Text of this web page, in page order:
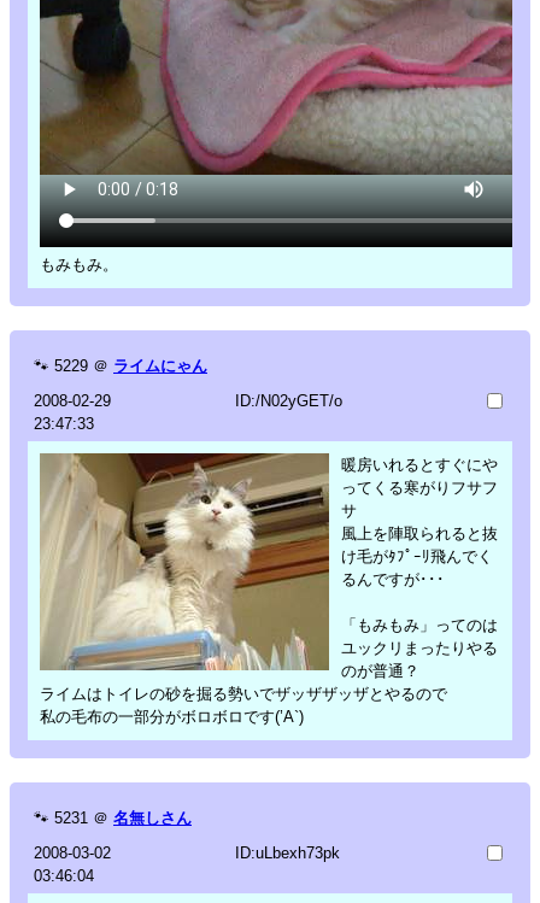
もみもみ。
🐾 5229 ＠ ライムにゃん
2008-02-29
23:47:33
ID:/N02yGET/o
暖房いれるとすぐにや
ってくる寒がりフサフ
サ
風上を陣取られると抜
け毛がﾀﾌﾟｰﾘ飛んでく
るんですが･･･
「もみもみ」ってのは
ユックリまったりやる
のが普通？
ライムはトイレの砂を掘る勢いでザッザザッザとやるので
私の毛布の一部分がボロボロです(’A`)
🐾 5231 ＠ 名無しさん
2008-03-02
03:46:04
ID:uLbexh73pk